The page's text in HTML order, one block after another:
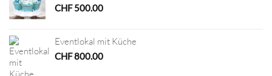
CHF500.00
Eventlokal mit Küche
CHF800.00